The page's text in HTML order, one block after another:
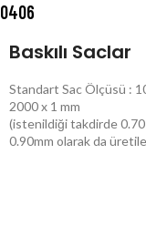
0406
Baskılı Saclar
Standart Sac Ölçüsü :
2000 x 1 mm
(istenildiği takdirde
0.90mm olarak da